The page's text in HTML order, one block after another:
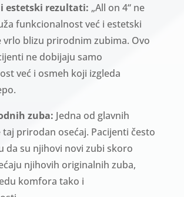
estetski rezultati: „All on 4“ ne
funkcionalnost već i estetski
vrlo blizu prirodnim zubima. Ovo
ne dobijaju samo
već i osmeh koji izgleda
zuba: Jedna od glavnih
prirodan osećaj. Pacijenti često
da su njihovi novi zubi skoro
njihovih originalnih zuba,
komfora tako i